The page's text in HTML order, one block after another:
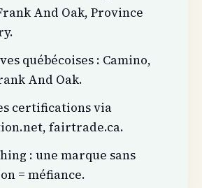
And Oak, Province
québécoises : Camino,
And Oak.
certifications via
fairtrade.ca.
: une marque sans
= méfiance.